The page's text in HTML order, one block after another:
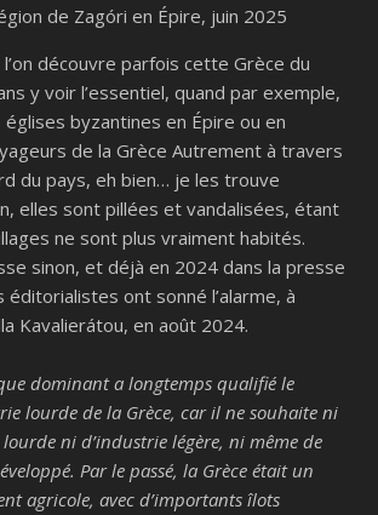
de Zagóri en Épire, juin 2025
l’on découvre parfois cette Grèce du
y voir l’essentiel, quand par exemple,
byzantines en Épire ou en
de la Grèce Autrement à travers
du pays, eh bien… je les trouve
elles sont pillées et vandalisées, étant
ne sont plus vraiment habités.
sinon, et déjà en 2024 dans la presse
éditorialistes ont sonné l’alarme, à
Kavalierátou, en août 2024.
dominant a longtemps qualifié le
lourde de la Grèce, car il ne souhaite ni
ni d’industrie légère, ni même de
Par le passé, la Grèce était un
agricole, avec d’importants îlots